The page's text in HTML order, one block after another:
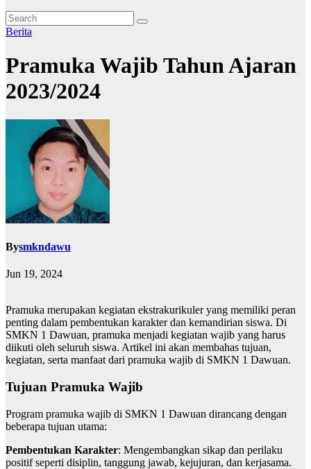
Berita
Pramuka Wajib Tahun Ajaran
2023/2024
Bysmkndawu
Jun 19, 2024
Pramuka merupakan kegiatan ekstrakurikuler yang memiliki peran
penting dalam pembentukan karakter dan kemandirian siswa. Di
SMKN 1 Dawuan, pramuka menjadi kegiatan wajib yang harus
diikuti oleh seluruh siswa. Artikel ini akan membahas tujuan,
kegiatan, serta manfaat dari pramuka wajib di SMKN 1 Dawuan.
Tujuan Pramuka Wajib
Program pramuka wajib di SMKN 1 Dawuan dirancang dengan
beberapa tujuan utama:
Pembentukan Karakter: Mengembangkan sikap dan perilaku
positif seperti disiplin, tanggung jawab, kejujuran, dan kerjasama.